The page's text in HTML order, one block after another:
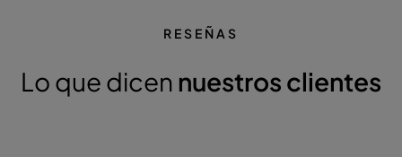
RESEÑAS
Lo que dicen nuestros clientes